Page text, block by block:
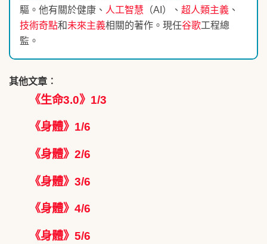
驅。他有關於健康、 人工智慧 （AI）、 超人類主義 、
技術奇點和未來主義相關的著作。現任谷歌工程總
監。
其他文章︰
《生命3.0》1/3
《身體》1/6
《身體》2/6
《身體》3/6
《身體》4/6
《身體》5/6